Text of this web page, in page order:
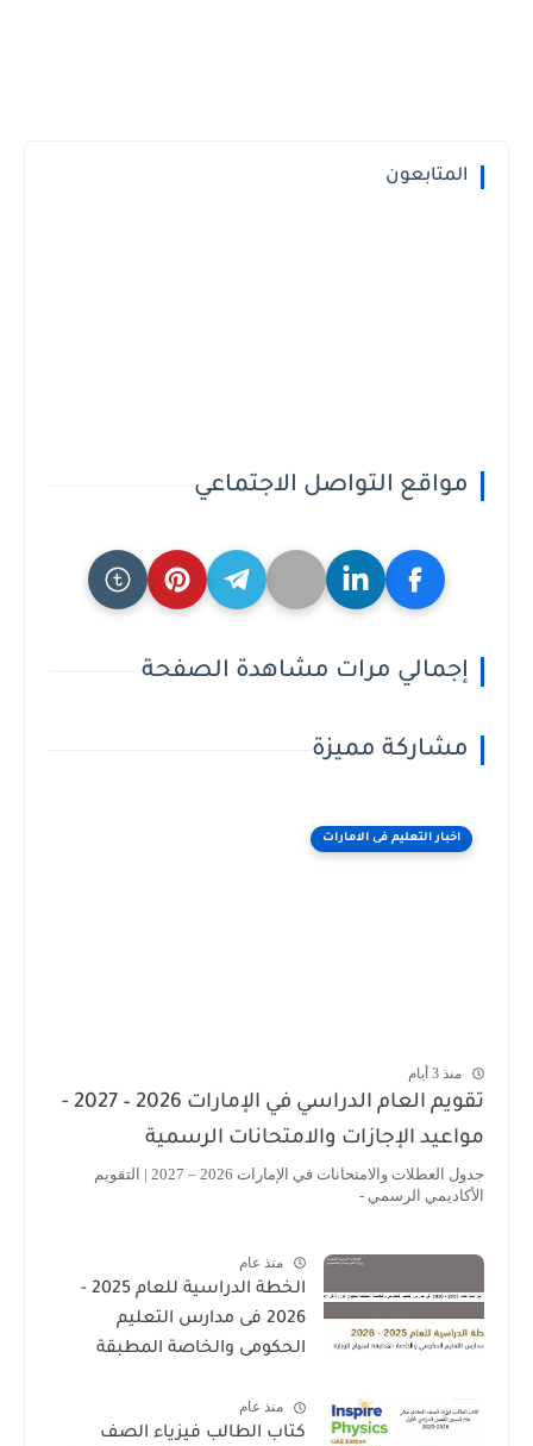
المتابعون
مواقع التواصل الاجتماعي
إجمالي مرات مشاهدة الصفحة
مشاركة مميزة
اخبار التعليم فى الامارات
منذ 3 أيام
تقويم العام الدراسي في الإمارات 2026 – 2027 -
مواعيد الإجازات والامتحانات الرسمية
جدول العطلات والامتحانات في الإمارات 2026 – 2027 | التقويم
الأكاديمي الرسمي -
منذ عام
الخطة الدراسية للعام 2025 -
2026 فى مدارس التعليم
الحكومى والخاصة المطبقة
منذ عام
كتاب الطالب فيزياء الصف